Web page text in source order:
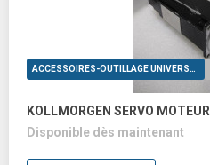
ACCESSOIRES-OUTILLAGE UNIVERSELS
KOLLMORGEN SERVO MOTEUR
Disponible dès maintenant